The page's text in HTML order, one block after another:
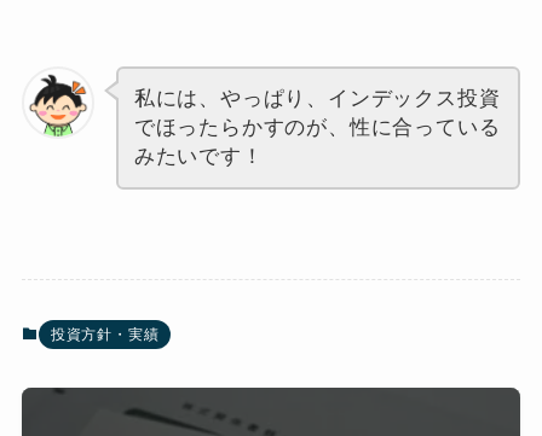
私には、やっぱり、インデックス投資
でほったらかすのが、性に合っている
みたいです！
投資方針・実績